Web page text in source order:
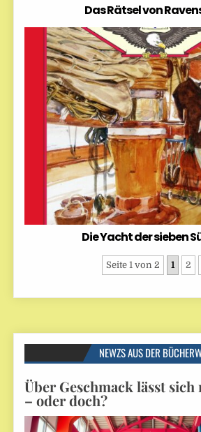
Das Rätsel von
Die Yacht der sieben
Seite 1 von 2 1 2
NEWZS AUS DER
Über Geschmack lässt
– oder doch?